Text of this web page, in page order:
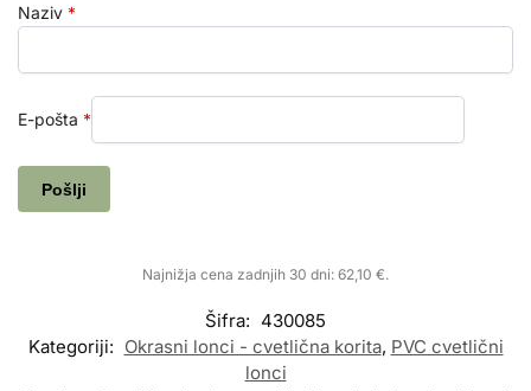
Naziv *
E-pošta *
Najnižja cena zadnjih 30 dni: 62,10 €.
Šifra: 430085
Kategoriji: Okrasni lonci - cvetlična korita, PVC cvetlični
lonci